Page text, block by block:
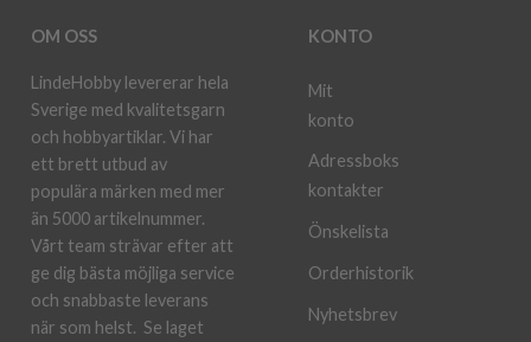
OM OSS
LindeHobby levererar hela
Sverige med kvalitetsgarn
och hobbyartiklar. Vi har
ett brett utbud av
populära märken med mer
än 5000 artikelnummer.
Vårt team strävar efter att
ge dig bästa möjliga service
och snabbaste leverans
när som helst. Se laget
KONTO
Mit
konto
Adressboks
kontakter
Önskelista
Orderhistorik
Nyhetsbrev